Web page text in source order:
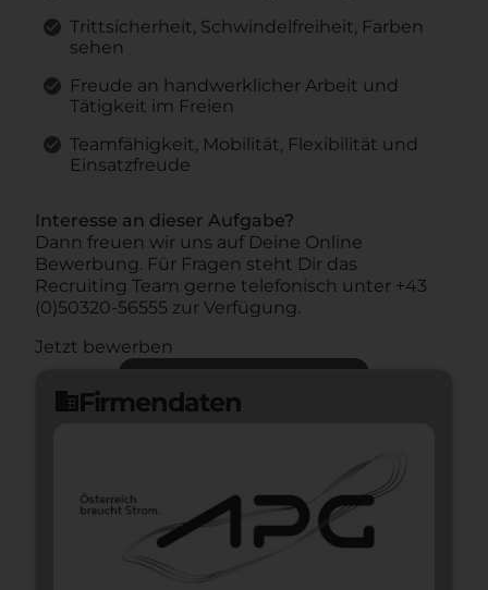
Trittsicherheit, Schwindelfreiheit, Farben
sehen
Freude an handwerklicher Arbeit und
Tätigkeit im Freien
Teamfähigkeit, Mobilität, Flexibilität und
Einsatzfreude
Interesse an dieser Aufgabe?
Dann freuen wir uns auf Deine Online
Bewerbung. Für Fragen steht Dir das
Recruiting Team gerne telefonisch unter +43
(0)50320-56555 zur Verfügung.
Jetzt bewerben
domainFirmendaten